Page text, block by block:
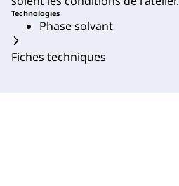
Technologies
Phase solvant
Fiches techniques